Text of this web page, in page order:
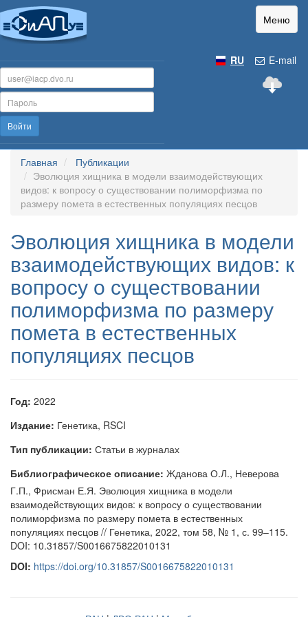
Меню
E-mail
RU
Войти
Главная
Публикации
Эволюция хищника в модели взаимодействующих
видов: к вопросу о существовании полиморфизма по
размеру помета в естественных популяциях песцов
Эволюция хищника в модели
взаимодействующих видов: к
вопросу о существовании
полиморфизма по размеру
помета в естественных
популяциях песцов
Год: 2022
Издание: Генетика, RSCI
Тип публикации: Статьи в журналах
Библиографическое описание: Жданова О.Л., Неверова
Г.П., Фрисман Е.Я. Эволюция хищника в модели
взаимодействующих видов: к вопросу о существовании
полиморфизма по размеру помета в естественных
популяциях песцов // Генетика, 2022, том 58, № 1, с. 99–115.
DOI: 10.31857/S0016675822010131
DOI: https://doi.org/10.31857/S0016675822010131